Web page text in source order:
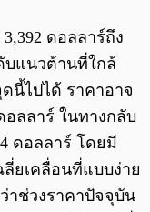
ดอลลาร์ถึง
บแนวต้านที่ใกล้
นี้ไปได้ ราคาอาจ
ลลาร์ ในทางกลับ
ดอลลาร์ โดยมี
ลี่ยเคลื่อนที่แบบง่าย
าช่วงราคาปัจจุบัน